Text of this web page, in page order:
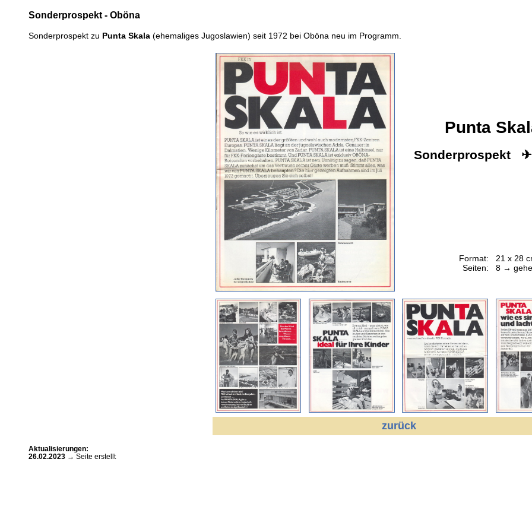
Sonderprospekt - Oböna
Sonderprospekt zu Punta Skala (ehemaliges Jugoslawien) seit 1972 bei Oböna neu im Programm.
Punta
Sonderprospekt
Format:
Seiten:
21 x 28
8 →
zurück
Aktualisierungen:
26.02.2023 → Seite erstellt